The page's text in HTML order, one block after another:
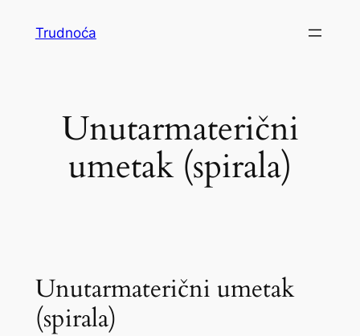
Trudnoća
Unutarmaterični
umetak (spirala)
Unutarmaterični umetak
(spirala)